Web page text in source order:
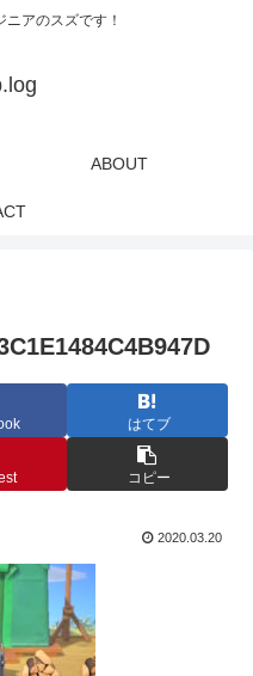
アのスズです！
ABOUT
はてブ
コピー
2020.03.20